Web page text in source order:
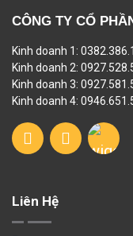
CÔNG TY CỔ
Kinh doanh 1:
Kinh doanh 2:
Kinh doanh 3:
Kinh doanh 4:
Liên Hệ